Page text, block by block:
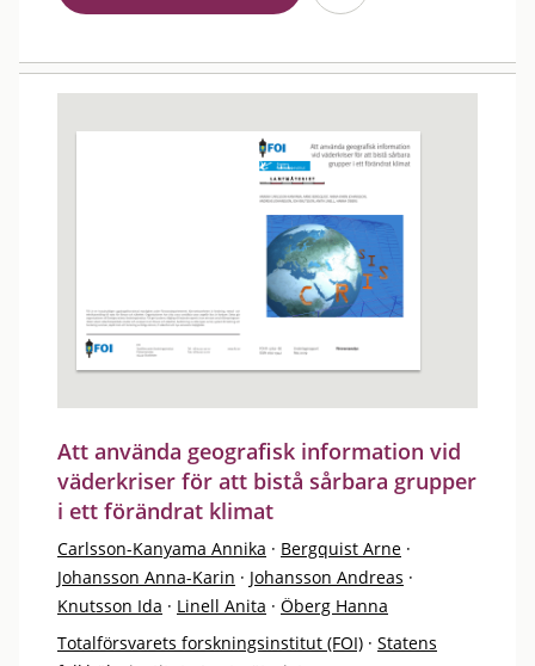
Att använda geografisk information vid
väderkriser för att bistå sårbara grupper
i ett förändrat klimat
Carlsson-Kanyama Annika · Bergquist Arne ·
Johansson Anna-Karin · Johansson Andreas ·
Knutsson Ida · Linell Anita · Öberg Hanna
Totalförsvarets forskningsinstitut (FOI) · Statens